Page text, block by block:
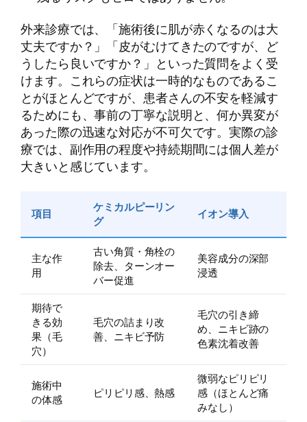
外来診療では、「施術後に肌が赤くなるのは大
丈夫ですか？」「皮がむけてきたのですが、ど
うしたら良いですか？」といった質問をよく受
けます。これらの症状は一時的なものであるこ
とがほとんどですが、患者さんの不安を軽減す
るためにも、事前の丁寧な説明と、何か異変が
あった際の迅速な対応が不可欠です。実際の診
療では、副作用の程度や持続期間には個人差が
大きいと感じています。
項目
ケミカルピーリン
グ
イオン導入
主な作
用
古い角質・角栓の
除去、ターンオー
バー促進
美容成分の深部
浸透
期待で
きる効
果（毛
穴）
毛穴の詰まり改
善、ニキビ予防
毛穴の引き締
め、ニキビ跡の
色素沈着改善
施術中
の体感
ピリピリ感、熱感
微弱なピリピリ
感（ほとんど痛
みなし）